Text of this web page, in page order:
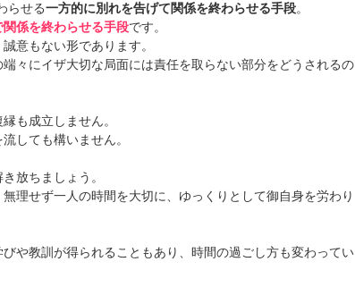
らせる一方的に別れを告げて関係を終わらせる手段。
関係を終わらせる手段です。
意もない形であります。
々にイザ大切な局面には責任を取らない部分をどうされるの
も成立しません。
しても構いません。
放ちましょう。
理せず一人の時間を大切に、ゆっくりとして御自身を労わり
や教訓が得られることもあり、時間の過ごし方も変わってい